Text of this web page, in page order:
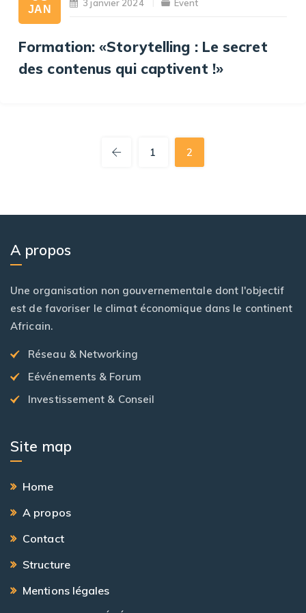
JAN
3 janvier 2024 Event
Formation: «Storytelling : Le secret
des contenus qui captivent !»
1 2
A propos
Une organisation non gouvernementale dont l'objectif
est de favoriser le climat économique dans le continent
Africain.
Réseau & Networking
Eévénements & Forum
Investissement & Conseil
Site map
Home
A propos
Contact
Structure
Mentions légales